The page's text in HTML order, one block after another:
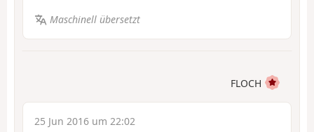
Maschinell übersetzt
FLOCH
25 Jun 2016 um 22:02